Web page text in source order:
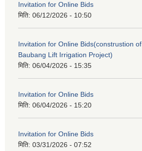
Invitation for Online Bids
मिति: 06/12/2026 - 10:50
Invitation for Online Bids(construstion of
Baubang Lift Irrigation Project)
मिति: 06/04/2026 - 15:35
Invitation for Online Bids
मिति: 06/04/2026 - 15:20
Invitation for Online Bids
मिति: 03/31/2026 - 07:52